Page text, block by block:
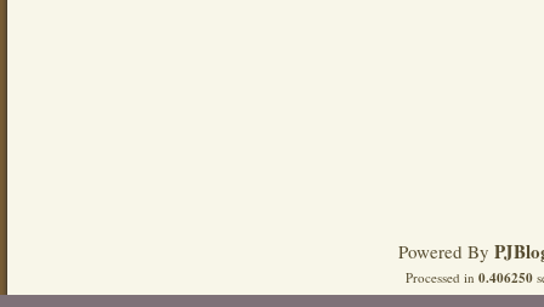
Powered By
Processed in 0.406250